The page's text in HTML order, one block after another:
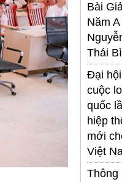
Bài
Năm
Thái
Đại
cuộc
quốc
hiệp
mới
Việt
Thông